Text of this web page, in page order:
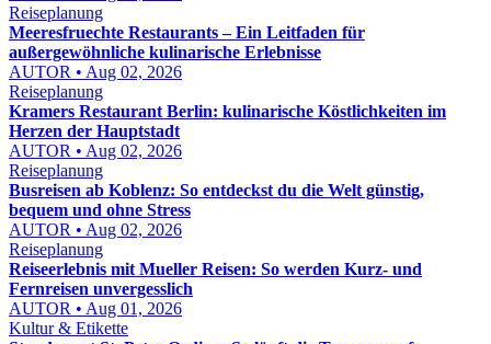
Reiseplanung
Meeresfruechte Restaurants – Ein Leitfaden für
außergewöhnliche kulinarische Erlebnisse
AUTOR • Aug 02, 2026
Reiseplanung
Kramers Restaurant Berlin: kulinarische Köstlichkeiten im
Herzen der Hauptstadt
AUTOR • Aug 02, 2026
Reiseplanung
Busreisen ab Koblenz: So entdeckst du die Welt günstig,
bequem und ohne Stress
AUTOR • Aug 02, 2026
Reiseplanung
Reiseerlebnis mit Mueller Reisen: So werden Kurz- und
Fernreisen unvergesslich
AUTOR • Aug 01, 2026
Kultur & Etikette